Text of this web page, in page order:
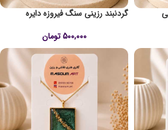
گردنبند رزینی سنگ فیروزه دایره
500,000 تومان